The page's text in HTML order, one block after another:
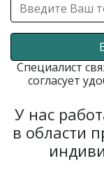
Специалист
согласует
У нас
в области